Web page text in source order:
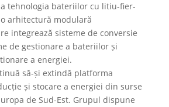
tehnologia bateriilor cu litiu-fier-
arhitectură modulară
integrează sisteme de conversie
de gestionare a bateriilor și
a energiei.
să-și extindă platforma
și stocare a energiei din surse
de Sud-Est. Grupul dispune